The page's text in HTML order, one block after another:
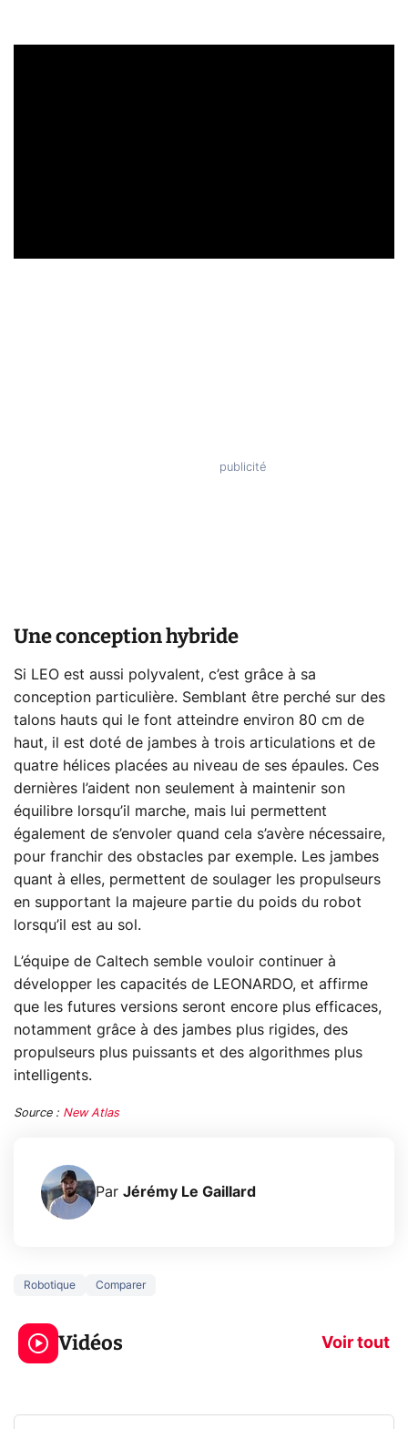
Une conception hybride
Si LEO est aussi polyvalent, c’est grâce à sa
conception particulière. Semblant être perché sur des
talons hauts qui le font atteindre environ 80 cm de
haut, il est doté de jambes à trois articulations et de
quatre hélices placées au niveau de ses épaules. Ces
dernières l’aident non seulement à maintenir son
équilibre lorsqu’il marche, mais lui permettent
également de s’envoler quand cela s’avère nécessaire,
pour franchir des obstacles par exemple. Les jambes
quant à elles, permettent de soulager les propulseurs
en supportant la majeure partie du poids du robot
lorsqu’il est au sol.
L’équipe de Caltech semble vouloir continuer à
développer les capacités de LEONARDO, et affirme
que les futures versions seront encore plus efficaces,
notamment grâce à des jambes plus rigides, des
propulseurs plus puissants et des algorithmes plus
intelligents.
Source : New Atlas
Par Jérémy Le Gaillard
Robotique Comparer
Vidéos Voir tout
3 écrans en 1 pour
319€ ? Voici L'AOC
CQ32G4ZA !
prochaine